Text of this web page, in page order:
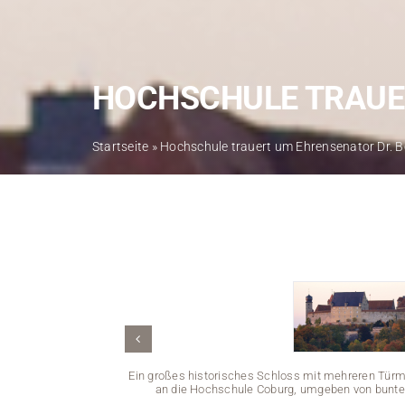
HOCHSCHULE
Startseite » Hochschule trauert um Ehrensenator Dr.
Ein großes historisches Schloss mit mehreren
an die Hochschule Coburg, umgeben von